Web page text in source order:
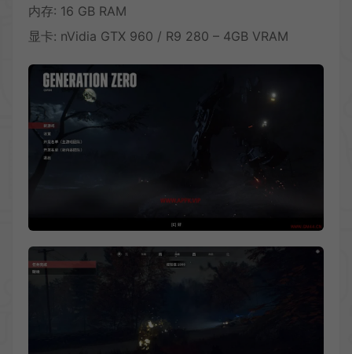
内存: 16 GB RAM
显卡: nVidia GTX 960 / R9 280 – 4GB VRAM